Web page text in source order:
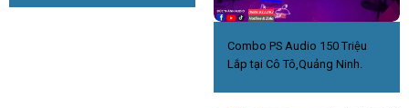
Combo PS Audio 150 Triệu
Lắp tại Cô Tô,Quảng Ninh.